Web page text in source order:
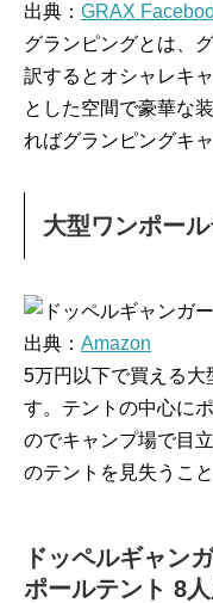
出典： GRAX
グランピングとは、
訳するとオシャレキ
とした空間で豪華な
ればグランピングキ
大型ワンポー
出典： Amazon
5万円以下で買える大
す。テントの中心に
のでキャンプ場で目
のテントを見失うこ
ドッペルギャン
ポールテント 8人